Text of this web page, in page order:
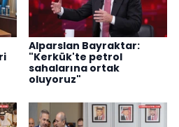
Alparslan Bayraktar:
"Kerkük'te petrol
sahalarına ortak
oluyoruz"